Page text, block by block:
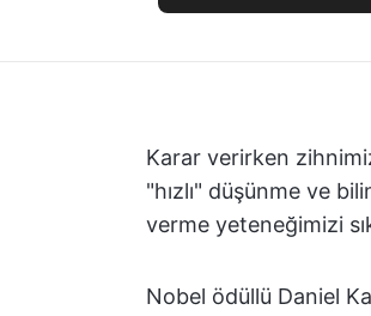
Karar verirken
"hızlı" düşünme ve
verme yeteneğimizi
Nobel ödüllü Daniel